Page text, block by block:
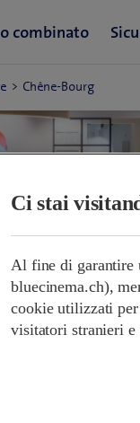
Chêne-Bourg
Shop
Ci stai
Al fine di garantire
bluecinema.ch),
cookie utilizzati
visitatori stranieri e